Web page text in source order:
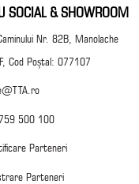
SOCIAL & SHOWROOM
Nr. 82B, Manolache
Cod Poștal: 077107
500 100
Parteneri
Parteneri